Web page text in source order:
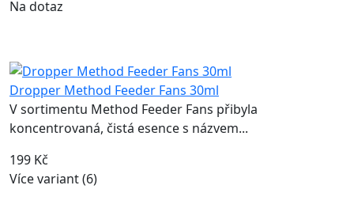
Na dotaz
Dropper Method Feeder Fans 30ml
V sortimentu Method Feeder Fans přibyla
koncentrovaná, čistá esence s názvem...
199 Kč
Více variant (6)